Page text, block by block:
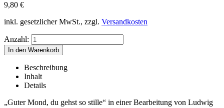
9,80 €
inkl. gesetzlicher MwSt., zzgl. Versandkosten
Anzahl:
Beschreibung
Inhalt
Details
„Guter Mond, du gehst so stille“ in einer Bearbeitung von Ludwig